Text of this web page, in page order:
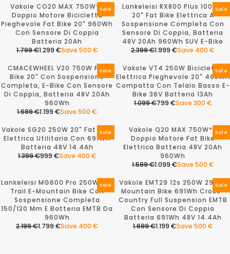
I
C
E
2
0
9
€
,
N
W
N
S
O
R
1
.
9
C
E
9
4
9
€
G
U
L
A
P
I
C
E
1
5
9
€
N
O
N
S
A
E
U
L
A
R
P
R
C
E
1
.
5
€
,
N
W
N
S
A
L
E
F
Sale
Vakole CO20 MAX 750W*2
Doppio Motore Bicicletta
Pieghevole Fat Bike 20" 960Wh
Con Sensore Di Coppia
Batteria 20Ah
R
G
U
L
A
P
I
C
1
9
9
€
,
O
1.299 €
1.799 € Save 500 €
Sale
Lankeleisi RX800 Plus 1000W
20" Fat Bike Elettrica A
Sospensione Completa Con
Sensore Di Coppia, Batteria
48V 20Ah 960Wh SUV E-Bike
R
G
U
L
A
I
C
E
.
9
9
€
,
N
O
1.999 €
2.399 € Save 400 €
Sale
CMACEWHEEL V20 750W Fat
Bike 20" Con Sospensione
Completa, E-Bike Con Sensore
Di Coppia, Batteria 48V 20Ah
960Wh
R
G
U
A
R
I
C
E
.
1.199 €
1.699 € Save 500 €
Sale
Vakole VT4 250W Bicicletta
Elettrica Pieghevole 20" 468Wh
Compatta Con Telaio Basso E-
Bike 36V Batteria 13Ah
R
U
L
A
P
I
C
E
1
.
0
799 €
1.099 € Save 300 €
Sale
Vakole SG20 250W 20" Fat Bike
Elettrica Utilitaria Con 691Wh
Batteria 48V 14.4Ah
R
U
L
A
R
R
999 €
1.399 € Save 400 €
Sale
Vakole Q20 MAX 750W*2
Doppio Motore Fat Bike
Elettrica Batteria 48V 20Ah
960Wh
R
G
U
L
A
R
P
1.099 €
1.599 € Save 500 €
Sale
Lankeleisi MG600 Pro 250W 29"
Trail E-Mountain Bike Con
Sospensione Completa
150/130 Mm E Batteria EMTB Da
960Wh
R
1.799 €
2.199 € Save 400 €
Sale
Vakole EMT29 12s 250W 29" E-
Mountain Bike 691Wh Cross-
Country Full Suspension EMTB
Con Sensore Di Coppia
Batteria 691Wh 48V 14.4Ah
R
1.199 €
1.699 € Save 500 €